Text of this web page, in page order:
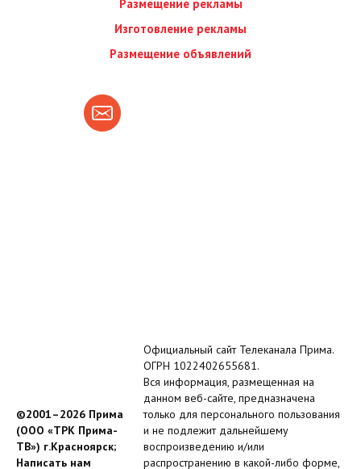
Размещение рекламы
Изготовление рекламы
Размещение объявлений
©2001–2026 Прима
(ООО «ТРК Прима-
ТВ») г.Красноярск;
Написать нам
Официальный сайт Телеканала Прима.
ОГРН 1022402655681.
Вся информация, размещенная на
данном веб-сайте, предназначена
только для персонального пользования
и не подлежит дальнейшему
воспроизведению и/или
распространению в какой-либо форме,